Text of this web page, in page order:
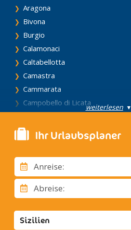
Aragona
Bivona
Burgio
Calamonaci
Caltabellotta
Camastra
Cammarata
Campobello di Licata
Casteltermini
Castrofilippo
Cattolica Eraclea
Cianciana
Comitini
Eraclea Minoa
Favara
Grotte
weiterlesen▾
Ihr Urlaubsplaner
Anreise:
Abreise:
Sizilien